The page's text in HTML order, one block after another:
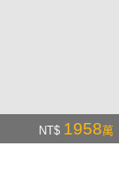
NT$ 1958萬